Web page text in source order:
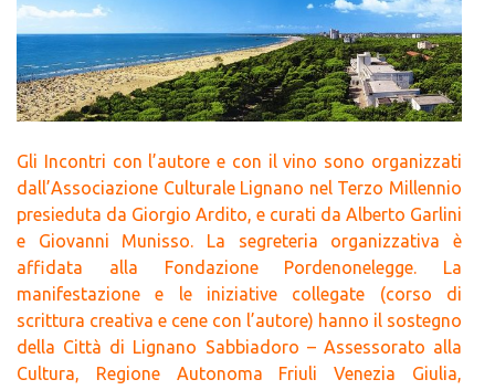
Gli Incontri con l’autore e con il vino sono organizzati
dall’Associazione Culturale Lignano nel Terzo Millennio
presieduta da Giorgio Ardito, e curati da Alberto Garlini
e Giovanni Munisso. La segreteria organizzativa è
affidata alla Fondazione Pordenonelegge. La
manifestazione e le iniziative collegate (corso di
scrittura creativa e cene con l’autore) hanno il sostegno
della Città di Lignano Sabbiadoro – Assessorato alla
Cultura, Regione Autonoma Friuli Venezia Giulia,